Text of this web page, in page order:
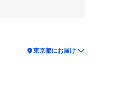
location_on東京都にお届け